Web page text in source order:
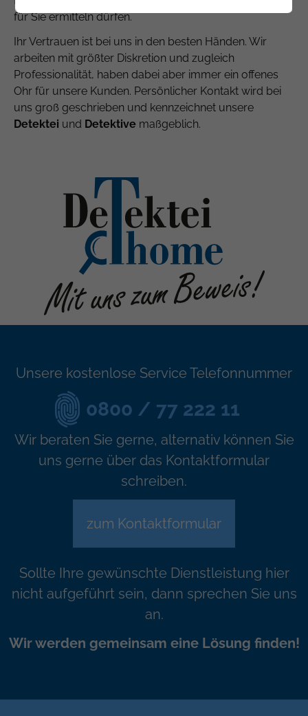
für Sie ermitteln dürfen.
Ihr Vertrauen ist bei uns in den besten Händen. Wir
arbeiten mit größter Diskretion und zugleich
Professionalität, haben dabei aber immer ein offenes
Ohr für unsere Kunden. Persönlicher Kontakt wird bei
uns groß geschrieben und kennzeichnet unsere
Detektei und Detektive maßgeblich.
Unsere kostenlose Service Telefonnummer
0800 / 77 222 11
Wir beraten Sie gerne, alternativ können Sie
uns gerne über das Kontaktformular
schreiben.
zum Kontaktformular
Sollte Ihre gewünschte Dienstleistung hier
nicht aufgeführt sein, dann sprechen Sie uns
an.
Wir werden gemeinsam eine Lösung finden!